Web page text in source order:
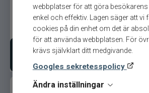
webbplatser för att göra besökarens
enkel och effektiv. Lagen säger att vi
cookies på din enhet om det är
för att använda webbplatsen. För
krävs självklart ditt medgivande.
Googles sekretesspolicy
Ändra inställningar
kr Ord. pris 105 kr
Lägg i varukorgen
95 kr